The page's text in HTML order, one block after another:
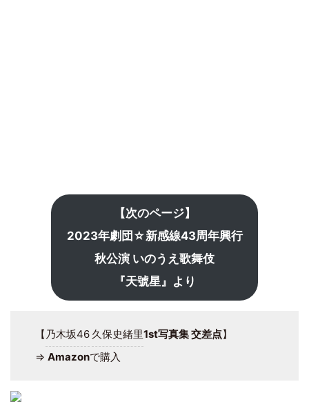
【次のページ】
2023年劇団☆新感線43周年興行
秋公演 いのうえ歌舞伎
『天號星』より
【 乃木坂46 久保史緒里1st写真集 交差点】
⇒ Amazonで購入